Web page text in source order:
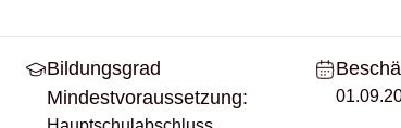
Bildungsgrad
Mindestvoraussetzung: